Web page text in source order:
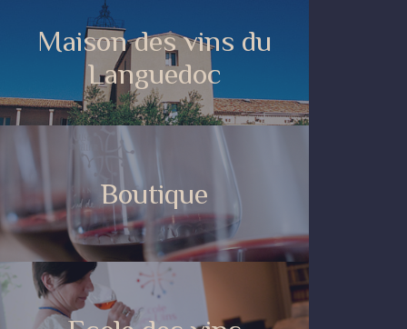
Maison des vins du
Languedoc
Boutique